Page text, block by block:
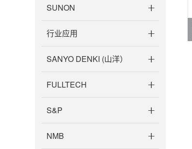
SUNON
行业应用
SANYO DENKI (山洋）
FULLTECH
S&P
NMB